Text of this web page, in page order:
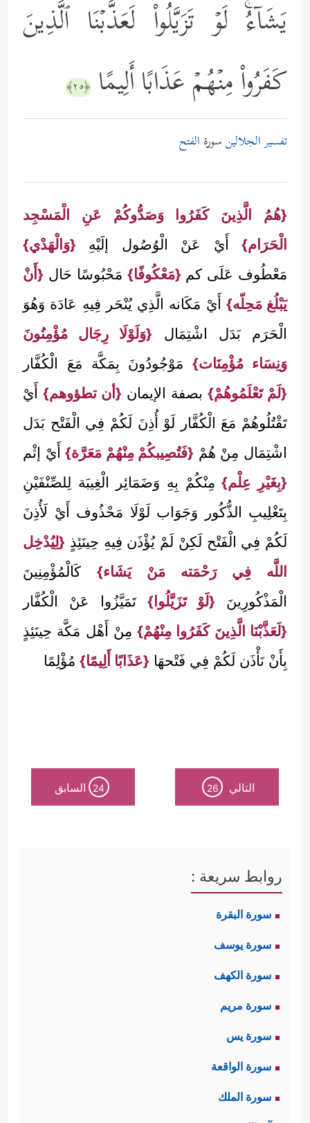
یَشَاۤءُۚ لَوۡ تَزَیَّلُواْ لَعَذَّبۡنَا ٱلَّذِینَ
كَفَرُواْ مِنۡهُمۡ عَذَابًا أَلِیمًا ﴿٢٥﴾
تفسير الجلالينسورة الفتح
{هُمُ الَّذِينَ كَفَرُوا وَصَدُّوكُمْ عَنِ الْمَسْجِد
الْحَرَام} أَيْ عَنْ الْوُصُول إلَيْهِ {وَالْهَدْي}
مَعْطُوف عَلَى كم {مَعْكُوفًا} مَحْبُوسًا حَال {أَنْ
يَبْلُغ مَحِلّه} أَيْ مَكَانه الَّذِي يُنْحَر فِيهِ عَادَة وَهُوَ
الْحَرَم بَدَل اشْتِمَال {وَلَوْلَا رِجَال مُؤْمِنُونَ
وَنِسَاء مُؤْمِنَات}مَوْجُودُونَ بِمَكَّة مَعَ الْكُفَّار
{لَمْ تَعْلَمُوهُمْ} بصفة الإيمان {أن تطؤوهم} أَيْ
تَقْتُلُوهُمْ مَعَ الْكُفَّار لَوْ أُذِنَ لَكُمْ فِي الْفَتْح بَدَل
اشْتِمَال مِنْ هُمْ {فَتُصِيبكُمْ مِنْهُمْ مَعَرَّة}أَيْ إثْم
{بِغَيْرِ عِلْم}مِنْكُمْ بِهِ وَضَمَائِر الْغِيبَة لِلصِّنْفَيْنِ
بِتَغْلِيبِ الذُّكُور وَجَوَاب لَوْلَا مَحْذُوف أَيْ لَأُذِنَ
لَكُمْ فِي الْفَتْح لَكِنْ لَمْ يُؤْذَن فِيهِ حِينَئِذٍ {لِيُدْخِل
اللَّه فِي رَحْمَته مَنْ يَشَاء} كَالْمُؤْمِنِينَ
الْمَذْكُورِينَ {لَوْ تَزَيَّلُوا} تَمَيَّزُوا عَنْ الْكُفَّار
{لَعَذَّبْنَا الَّذِينَ كَفَرُوا مِنْهُمْ}مِنْ أَهْل مَكَّة حِينَئِذٍ
بِأَنْ نَأْذَن لَكُمْ فِي فَتْحهَا {عَذَابًا أَلِيمًا} مُؤْلِمًا
التالي 26
24 السابق
روابط سريعة :
سورة البقرة
سورة يوسف
سورة الكهف
سورة مريم
سورة يس
سورة الواقعة
سورة الملك